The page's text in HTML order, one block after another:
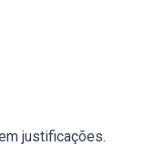
justificações.